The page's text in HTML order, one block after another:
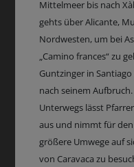
Mittelmeer bis nach
gehts über Alicante,
Nordwesten, um bei
„Camino frances“ zu
Guntzinger in
nach seinem Aufbruch.
Unterwegs lässt
aus und nimmt für
größere Umwege auf
von Caravaca zu